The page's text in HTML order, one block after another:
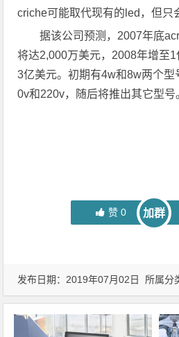
criche可能取代现有的led，但只
据该公司预测，2007年底
将达2,000万美元，2008年增至
3亿美元。初期有4w和8w两个型
0v和220v，随后将推出其它型号
赞 0 加群
发布日期：2019年07月02日 所属分